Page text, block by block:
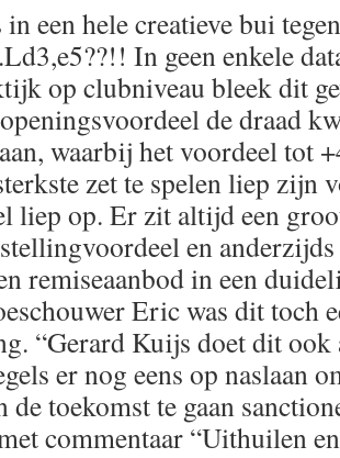
een hele creatieve bui
In geen enkele
op clubniveau bleek dit
de draad
waarbij het voordeel tot
zet te spelen liep zijn
liep op. Er zit altijd een
en
remiseaanbod in een
Eric was dit toch
“Gerard Kuijs doet dit
er nog eens op naslaan
de toekomst te gaan
commentaar “Uithuilen